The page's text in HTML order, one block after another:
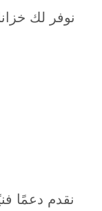
نوفر لك
نقدم دعمًا